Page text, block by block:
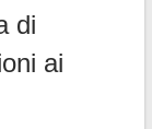
di
ai